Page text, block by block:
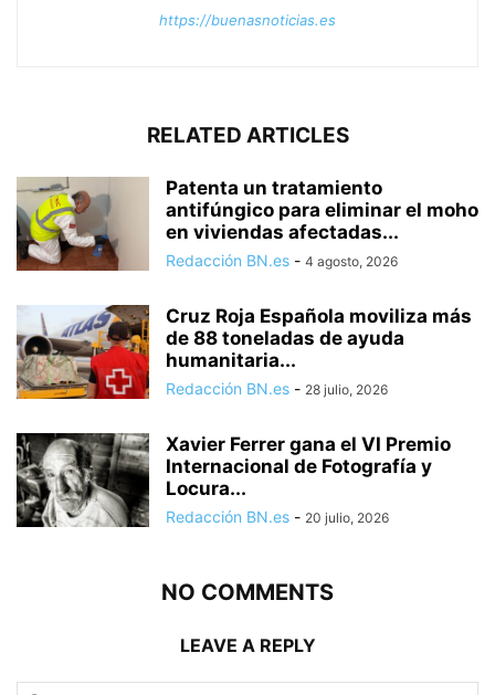
https://buenasnoticias.es
RELATED ARTICLES
Patenta un tratamiento
antifúngico para eliminar el moho
en viviendas afectadas...
Redacción BN.es - 4 agosto, 2026
Cruz Roja Española moviliza más
de 88 toneladas de ayuda
humanitaria...
Redacción BN.es - 28 julio, 2026
Xavier Ferrer gana el VI Premio
Internacional de Fotografía y
Locura...
Redacción BN.es - 20 julio, 2026
NO COMMENTS
LEAVE A REPLY